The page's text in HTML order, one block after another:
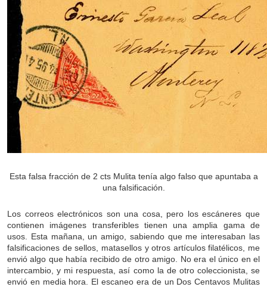
Esta falsa fracción de 2 cts Mulita tenía algo falso que apuntaba a
una falsificación.
Los correos electrónicos son una cosa, pero los escáneres que
contienen imágenes transferibles tienen una amplia gama de
usos. Esta mañana, un amigo, sabiendo que me interesaban las
falsificaciones de sellos, matasellos y otros artículos filatélicos, me
envió algo que había recibido de otro amigo. No era el único en el
intercambio, y mi respuesta, así como la de otro coleccionista, se
envió en media hora. El escaneo era de un Dos Centavos Mulitas